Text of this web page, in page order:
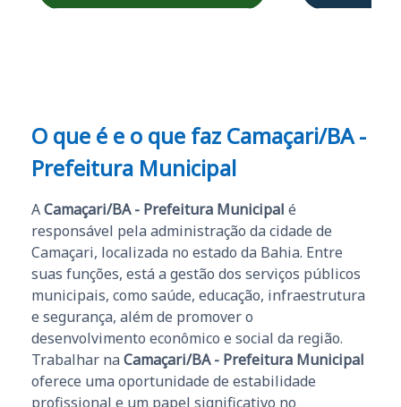
O que é e o que faz Camaçari/BA -
Prefeitura Municipal
ACamaçari/BA - Prefeitura Municipal é
responsável pela administração da cidade de
Camaçari, localizada no estado da Bahia. Entre
suas funções, está a gestão dos serviços públicos
municipais, como saúde, educação, infraestrutura
e segurança, além de promover o
desenvolvimento econômico e social da região.
Trabalhar na Camaçari/BA - Prefeitura Municipal
oferece uma oportunidade de estabilidade
profissional e um papel significativo no